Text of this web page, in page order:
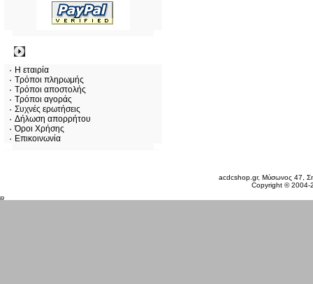
Η εταιρία
Τρόποι πληρωμής
Τρόποι αποστολής
Τρόποι αγοράς
Συχνές ερωτήσεις
Δήλωση απορρήτου
Όροι Χρήσης
Επικοινωνία
acdcshop.gr, Μύσωνος 47,
Copyright ©